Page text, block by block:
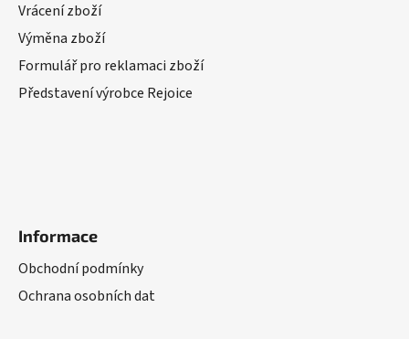
Vrácení zboží
Výměna zboží
Formulář pro reklamaci zboží
Představení výrobce Rejoice
Informace
Obchodní podmínky
Ochrana osobních dat